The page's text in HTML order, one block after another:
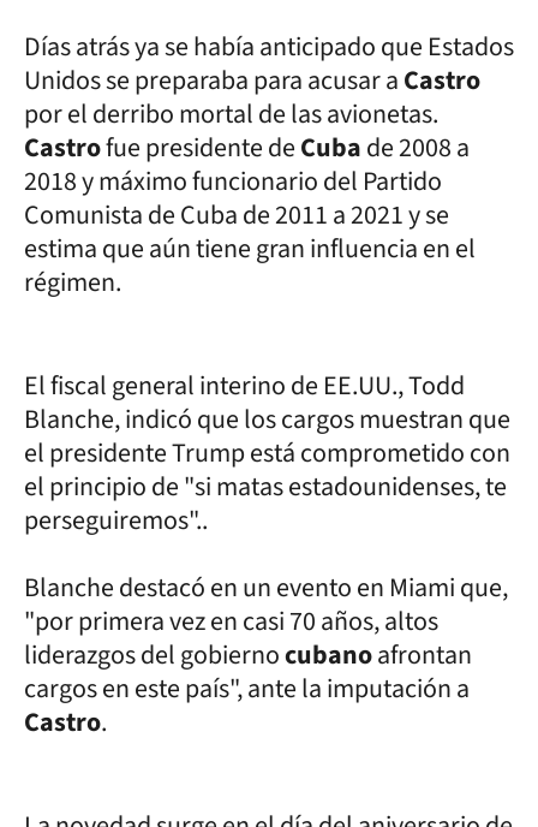
Días atrás ya se había anticipado que Estados
Unidos se preparaba para acusar aCastro
por el derribo mortal de las avionetas.
Castrofue presidente deCubade 2008 a
2018 y máximo funcionario del Partido
Comunista de Cuba de 2011 a 2021 y se
estima que aún tiene gran influencia en el
régimen.
El fiscal general interino de EE.UU., Todd
Blanche, indicó que los cargos muestran que
el presidente Trump está comprometido con
el principio de "si matas estadounidenses, te
perseguiremos"..
Blanche destacó en un evento en Miami que,
"por primera vez en casi 70 años, altos
liderazgos del gobiernocubanoafrontan
cargos en este país", ante la imputación a
Castro.